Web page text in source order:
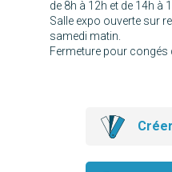
de 8h à 12h et de 14h à
Salle expo ouverte sur
samedi matin.
Fermeture pour congés